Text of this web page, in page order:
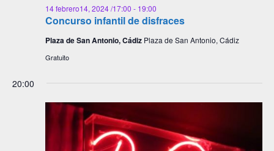
Concurso infantil de disfraces
14 febrero14, 2024 /17:00 - 19:00
Plaza de San Antonio, Cádiz Plaza de San Antonio, Cádiz
Gratuito
20:00